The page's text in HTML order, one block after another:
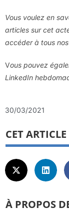
Vous voulez en
articles sur cet
accéder à tous
Vous pouvez
LinkedIn
30/03/2021
CET
À PROPOS